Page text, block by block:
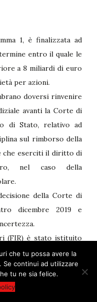
1, è finalizzata ad
entro il quale le
a 8 miliardi di euro
per azioni.
doversi rinvenire
avanti la Corte di
di Stato, relativo ad
sul rimborso della
che eserciti il diritto di
nel caso della
della Corte di
dicembre 2019 e
(FIR) è stato istituito
dicembre 2018, n. 145
dei risparmiatori
e loro controllate
in liquidazione coatta
che tu possa avere la
continui ad utilizzare
tu ne sia felice.